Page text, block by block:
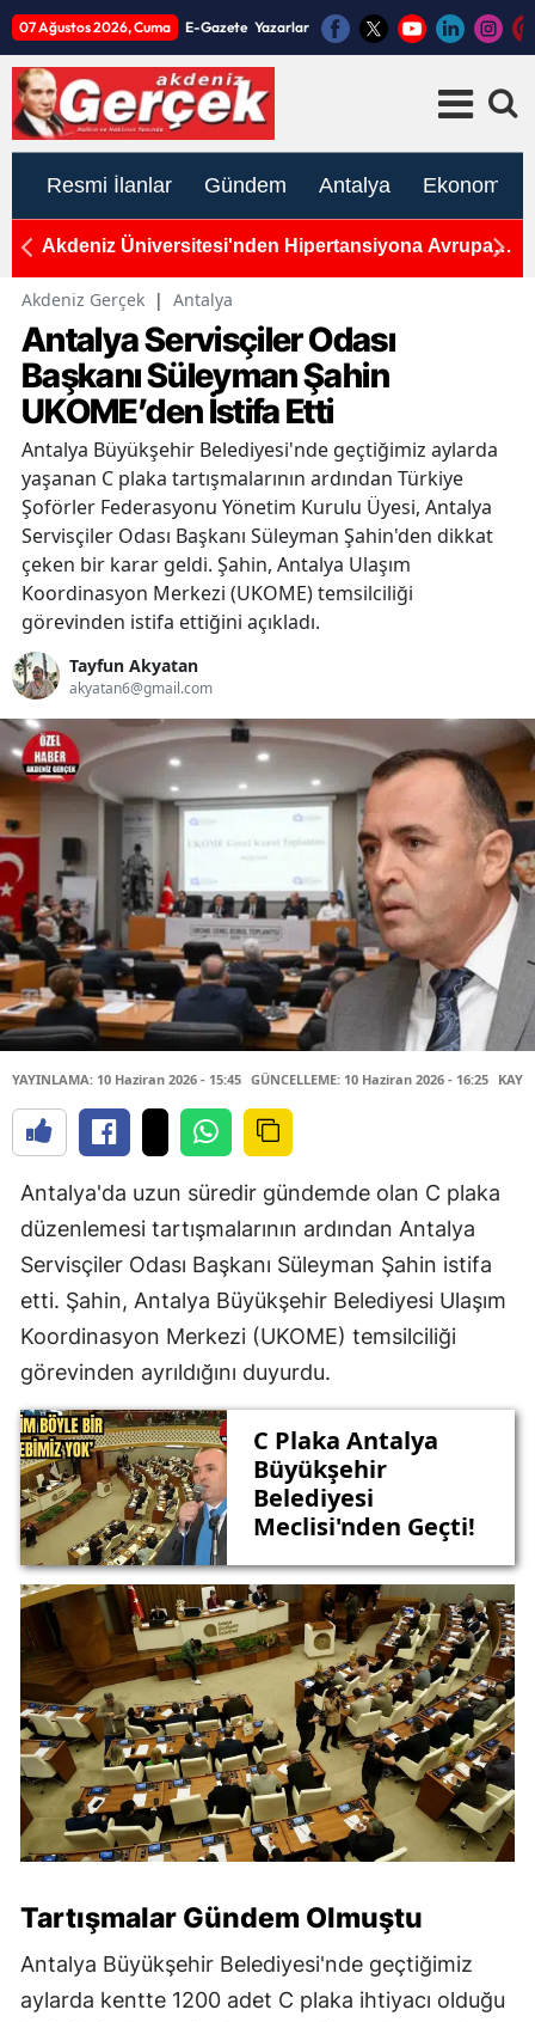
07 Ağustos 2026, Cuma E-Gazete Yazarlar
Resmi İlanlar Gündem Antalya Ekonomi
Akdeniz Üniversitesi'nden Hipertansiyona Avrupa
Akdeniz Gerçek | Antalya
Antalya Servisçiler Odası
Başkanı Süleyman Şahin
UKOME’den İstifa Etti
Antalya Büyükşehir Belediyesi'nde geçtiğimiz aylarda
yaşanan C plaka tartışmalarının ardından Türkiye
Şoförler Federasyonu Yönetim Kurulu Üyesi, Antalya
Servisçiler Odası Başkanı Süleyman Şahin'den dikkat
çeken bir karar geldi. Şahin, Antalya Ulaşım
Koordinasyon Merkezi (UKOME) temsilciliği
görevinden istifa ettiğini açıkladı.
Tayfun Akyatan
akyatan6@gmail.com
YAYINLAMA: 10 Haziran 2026 - 15:45 GÜNCELLEME: 10 Haziran 2026 - 16:25
Antalya'da uzun süredir gündemde olan C plaka
düzenlemesi tartışmalarının ardından Antalya
Servisçiler Odası Başkanı Süleyman Şahin istifa
etti. Şahin, Antalya Büyükşehir Belediyesi Ulaşım
Koordinasyon Merkezi (UKOME) temsilciliği
görevinden ayrıldığını duyurdu.
C Plaka Antalya
Büyükşehir
Belediyesi
Meclisi'nden Geçti!
Tartışmalar Gündem Olmuştu
Antalya Büyükşehir Belediyesi'nde geçtiğimiz
aylarda kentte 1200 adet C plaka ihtiyacı olduğu